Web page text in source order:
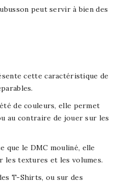
peut servir à bien des
cette caractéristique de
de couleurs, elle permet
au contraire de jouer sur les
que le DMC mouliné, elle
les textures et les volumes.
T-Shirts, ou sur des